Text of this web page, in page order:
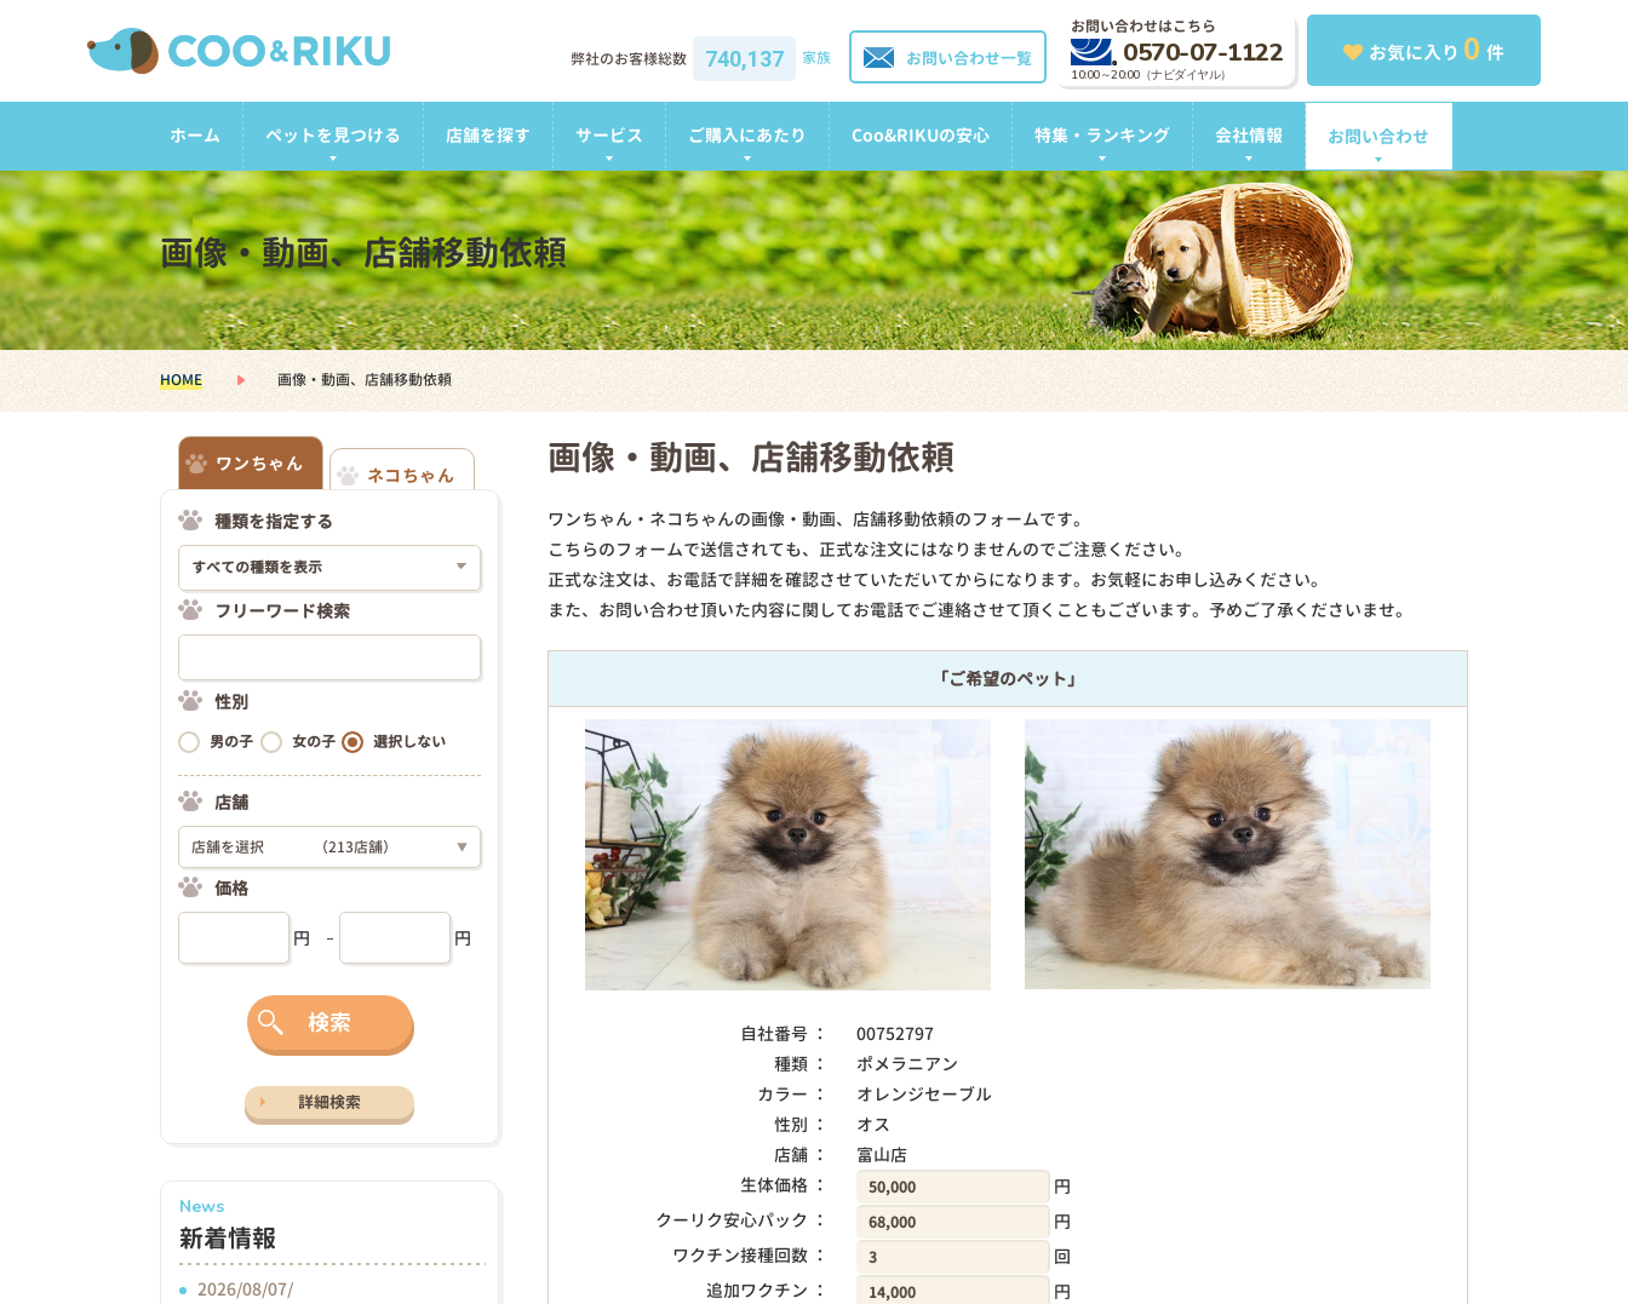
お気に入り 0 件
お問い合わせはこちら
0570-07-1122
10:00～20:00（ナビダイヤル）
お問い合わせ一覧
弊社のお客様総数 740,137 家族
ホーム ペットを見つける 店舗を探す サービス ご購入にあたり Coo&RIKUの安心 特集・ランキング 会社情報 お問い合わせ
画像・動画、店舗移動依頼
HOME 画像・動画、店舗移動依頼
画像・動画、店舗移動依頼
ワンちゃん・ネコちゃんの画像・動画、店舗移動依頼のフォームです。
こちらのフォームで送信されても、正式な注文にはなりませんのでご注意ください。
正式な注文は、お電話で詳細を確認させていただいてからになります。お気軽にお申し込みください。
また、お問い合わせ頂いた内容に関してお電話でご連絡させて頂くこともございます。予めご了承くださいませ。
「ご希望のペット」
自社番号 ：
00752797
種類 ：
ポメラニアン
カラー ：
オレンジセーブル
性別 ：
オス
店舗 ：
富山店
生体価格 ：
円
クーリク安心パック ：
円
ワクチン接種回数 ：
回
追加ワクチン ：
円
ワンちゃん
ネコちゃん
種類を指定する
フリーワード検索
性別
男の子 女の子 選択しない
店舗
店舗を選択 （213店舗） ▼
価格
円 円
検索
詳細検索
News
新着情報
2026/08/07/